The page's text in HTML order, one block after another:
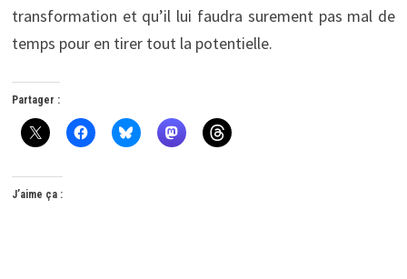
transformation et qu’il lui faudra surement pas mal de
temps pour en tirer tout la potentielle.
Partager :
J’aime ça :